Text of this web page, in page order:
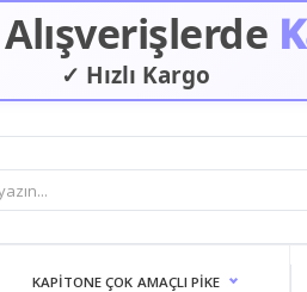
✓ Hızlı Kargo
✓ Güvenilir Alışveriş
KAPITONE ÇOK AMAÇLI PIKE